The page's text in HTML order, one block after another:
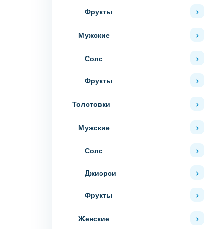
Фрукты
Мужские
Солс
Фрукты
Толстовки
Мужские
Солс
Джиэрси
Фрукты
Женские